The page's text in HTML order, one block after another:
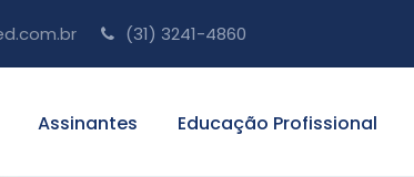
(31) 3241-4860
Assinantes Educação Profissional